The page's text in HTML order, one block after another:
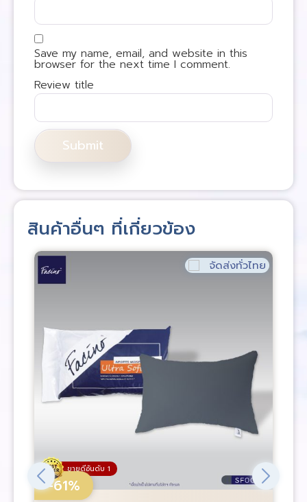
Save my name, email, and website in this
browser for the next time I comment.
Review title
สินค้าอื่นๆ ที่เกี่ยวข้อง
ขายดีอันดับ 1
จัดส่งทั่วไทย
-61%